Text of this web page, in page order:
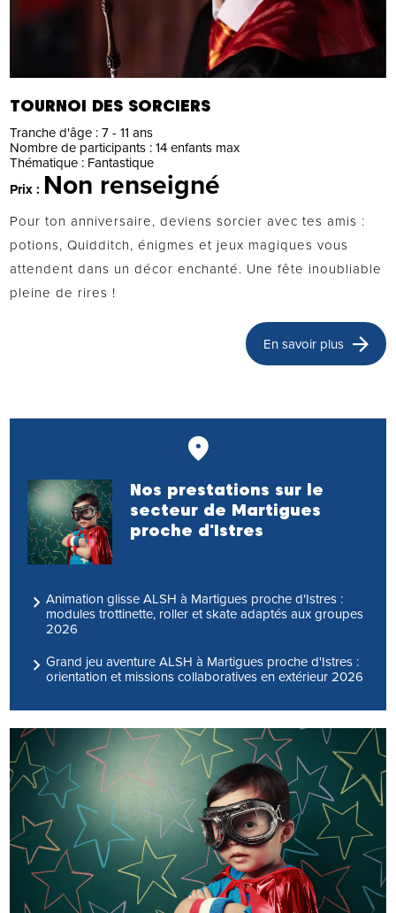
TOURNOI DES SORCIERS
Tranche d'âge :7 - 11 ans
Nombre de participants :14 enfants max
Thématique : Fantastique
Prix : Non renseigné
Pour ton anniversaire, deviens sorcier avec tes amis :
potions, Quidditch, énigmes et jeux magiques vous
attendent dans un décor enchanté. Une fête inoubliable
pleine de rires !
En savoir plus
Nos prestations sur le
secteur de Martigues
proche d'Istres
Animation glisse ALSH à Martigues proche d'Istres :
modules trottinette, roller et skate adaptés aux groupes
2026
Grand jeu aventure ALSH à Martigues proche d'Istres :
orientation et missions collaboratives en extérieur 2026